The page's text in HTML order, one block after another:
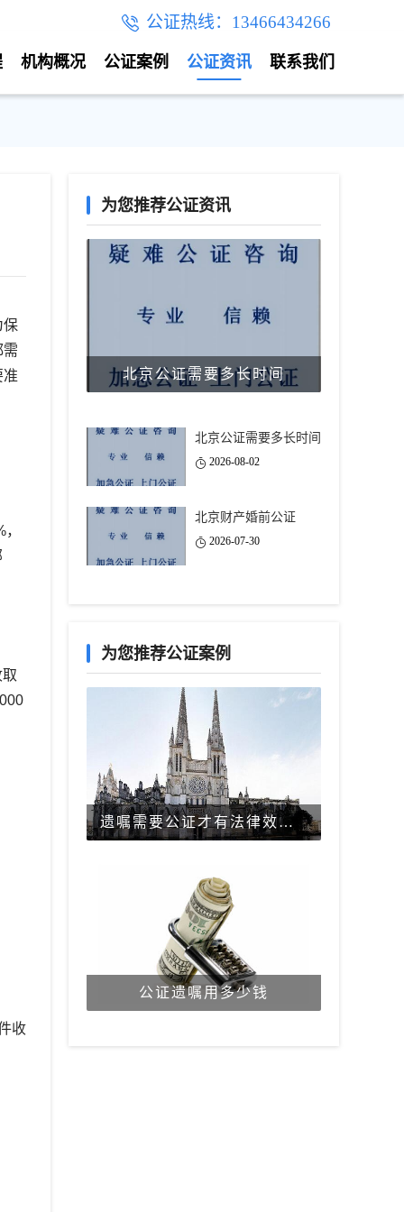
公证热线：13466434266
联系我们
公证资讯
公证案例
机构概况
保
需
准
收
为您推荐公证资讯
北京公证需要多长时间
北京公证需要多长时间
2026-08-02
北京财产婚前公证
2026-07-30
为您推荐公证案例
遗嘱需要公证才有法律效力吗？
公证遗嘱用多少钱